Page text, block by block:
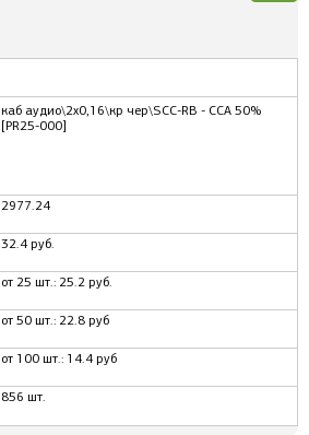
каб аудио\2x0,16\кр чер\SCC-RB - CCA 50%
[PR25-000]
2977.24
32.4 руб.
от 25 шт.: 25.2 руб.
от 50 шт.: 22.8 руб
от 100 шт.: 14.4 руб
856 шт.